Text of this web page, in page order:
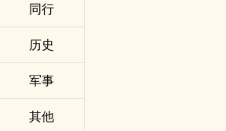
同行
历史
军事
其他